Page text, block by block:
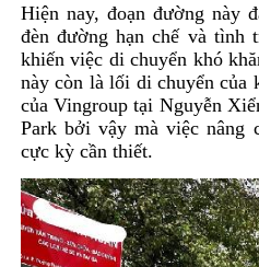
Hiện nay, đoạn đường này
đèn đường hạn chế và tình
khiến việc di chuyển khó
này còn là lối di chuyển của
của Vingroup tại Nguyễn
Park bởi vậy mà việc nâng
cực kỳ cần thiết.